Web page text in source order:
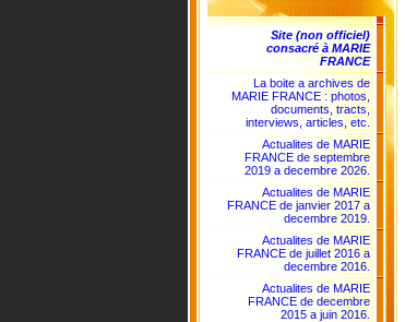
Site (non officiel)
consacré à MARIE
FRANCE
La boite a archives de
MARIE FRANCE : photos,
documents, tracts,
interviews, articles, etc.
Actualites de MARIE
FRANCE de septembre
2019 a decembre 2026.
Actualites de MARIE
FRANCE de janvier 2017 a
decembre 2019.
Actualites de MARIE
FRANCE de juillet 2016 a
decembre 2016.
Actualites de MARIE
FRANCE de decembre
2015 a juin 2016.